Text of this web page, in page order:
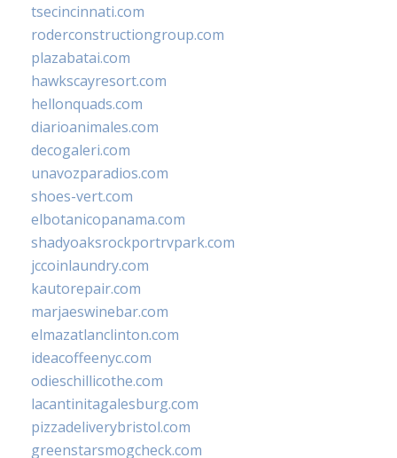
tsecincinnati.com
roderconstructiongroup.com
plazabatai.com
hawkscayresort.com
hellonquads.com
diarioanimales.com
decogaleri.com
unavozparadios.com
shoes-vert.com
elbotanicopanama.com
shadyoaksrockportrvpark.com
jccoinlaundry.com
kautorepair.com
marjaeswinebar.com
elmazatlanclinton.com
ideacoffeenyc.com
odieschillicothe.com
lacantinitagalesburg.com
pizzadeliverybristol.com
greenstarsmogcheck.com